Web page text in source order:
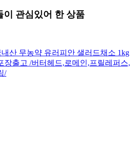
이 관심있어 한 상품
산 무농약 유러피안 샐러드채소 1kg
장출고 /버터헤드,로메인,프릴레퍼스,
/